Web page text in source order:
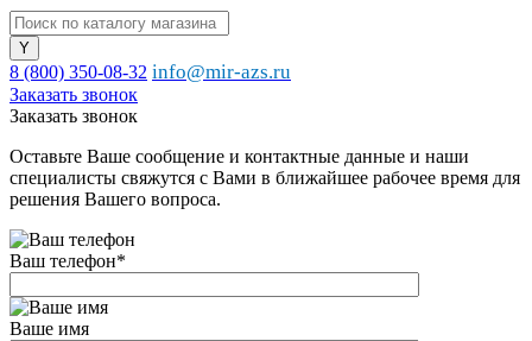
8 (800) 350-08-32 info@mir-azs.ru
Заказать звонок
Заказать звонок
Оставьте Ваше сообщение и контактные данные и наши
специалисты свяжутся с Вами в ближайшее рабочее время для
решения Вашего вопроса.
Ваш телефон*
Ваше имя